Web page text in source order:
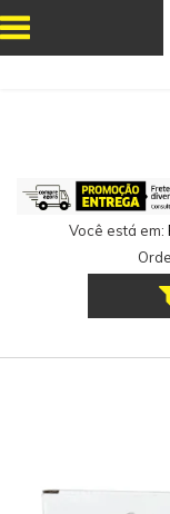
Você está em: